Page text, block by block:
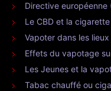
Directive européenne
Le CBD et la
Vapoter dans les
Effets du vapotage
Les Jeunes et la
Tabac chauffé ou